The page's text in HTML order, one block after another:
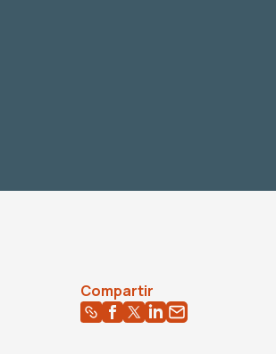
Compartir